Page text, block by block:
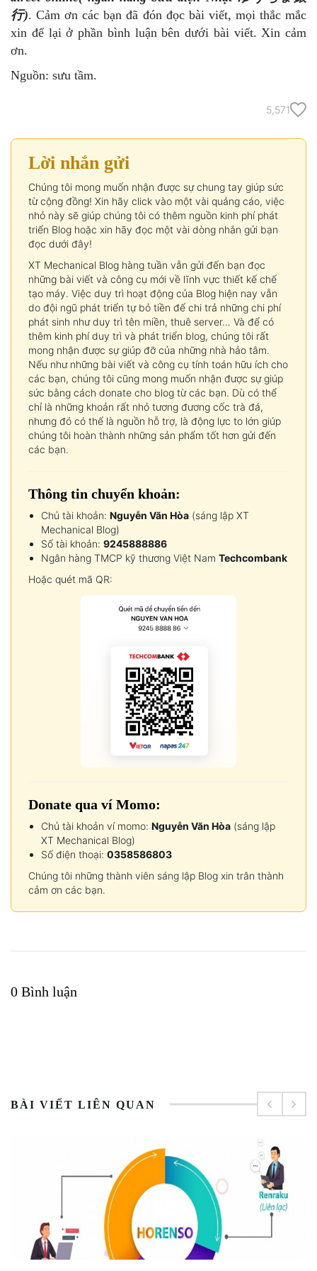
行). Cảm ơn các bạn đã đón đọc bài viết, mọi thắc mắc
xin để lại ở phần bình luận bên dưới bài viết. Xin cảm
ơn.
Nguồn: sưu tầm.
5,571
Lời nhắn gửi
Chúng tôi mong muốn nhận được sự chung tay giúp sức
từ cộng đồng! Xin hãy click vào một vài quảng cáo, việc
nhỏ này sẽ giúp chúng tôi có thêm nguồn kinh phí phát
triển Blog hoặc xin hãy đọc một vài dòng nhắn gửi bạn
đọc dưới đây!
XT Mechanical Blog hàng tuần vẫn gửi đến bạn đọc
những bài viết và công cụ mới về lĩnh vực thiết kế chế
tạo máy. Việc duy trì hoạt động của Blog hiện nay vẫn
do đội ngũ phát triển tự bỏ tiền để chi trả những chi phí
phát sinh như duy trì tên miền, thuê server… Và để có
thêm kinh phí duy trì và phát triển blog, chúng tôi rất
mong nhận được sự giúp đỡ của những nhà hảo tâm.
Nếu như những bài viết và công cụ tính toán hữu ích cho
các bạn, chúng tôi cũng mong muốn nhận được sự giúp
sức bằng cách donate cho blog từ các bạn. Dù có thể
chỉ là những khoản rất nhỏ tương đương cốc trà đá,
nhưng đó có thể là nguồn hỗ trợ, là động lực to lớn giúp
chúng tôi hoàn thành những sản phẩm tốt hơn gửi đến
các bạn.
Thông tin chuyển khoản:
Chủ tài khoản: Nguyễn Văn Hòa (sáng lập XT
Mechanical Blog)
Số tài khoản: 9245888886
Ngân hàng TMCP kỹ thương Việt Nam Techcombank
Hoặc quét mã QR:
Donate qua ví Momo:
Chủ tài khoản ví momo: Nguyễn Văn Hòa (sáng lập
XT Mechanical Blog)
Số điện thoại: 0358586803
Chúng tôi những thành viên sáng lập Blog xin trân thành
cảm ơn các bạn.
0 Bình luận
BÀI VIẾT LIÊN QUAN